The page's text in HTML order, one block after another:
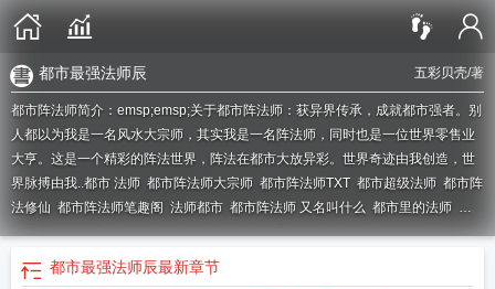
五彩贝壳/著
都市最强法师辰
都市阵法师简介：emsp;emsp;关于都市阵法师：获异界传承，成就都市强者。别
人都以为我是一名风水大宗师，其实我是一名阵法师，同时也是一位世界零售业
大亨。这是一个精彩的阵法世界，阵法在都市大放异彩。世界奇迹由我创造，世
界脉搏由我..都市 法师 都市阵法师大宗师 都市阵法师TXT 都市超级法师 都市阵
法修仙 都市阵法师笔趣阁 法师都市 都市阵法师 又名叫什么 都市里的法师 都
市阵法师五彩贝壳都市阵法师大宗师TXT都是阵法师阵法师都市超级阵法
都市之阵法宗师 都市阵法师起点
师百度百科
都市最强法师辰最新章节